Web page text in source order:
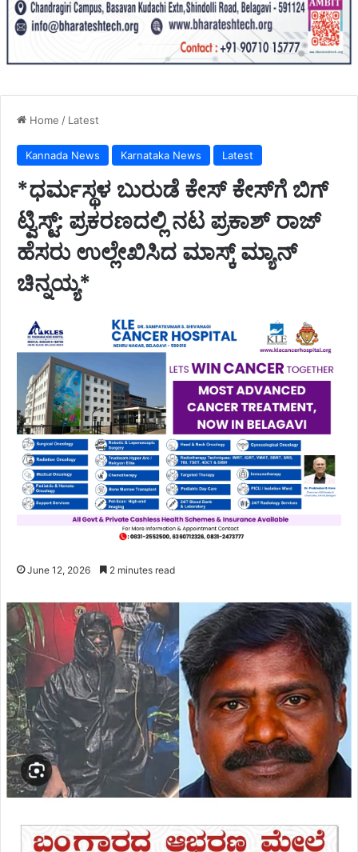
Home / Latest
Kannada News Karnataka News Latest
*ಧರ್ಮಸ್ಥಳ ಬುರುಡೆ ಕೇಸ್ ಕೇಸ್‌ಗೆ ಬಿಗ್
ಟ್ವಿಸ್ಟ್: ಪ್ರಕರಣದಲ್ಲಿ ನಟ ಪ್ರಕಾಶ್ ರಾಜ್
ಹೆಸರು ಉಲ್ಲೇಖಿಸಿದ ಮಾಸ್ಕ್ ಮ್ಯಾನ್
ಚಿನ್ನಯ್ಯ*
June 12, 2026 2 minutes read